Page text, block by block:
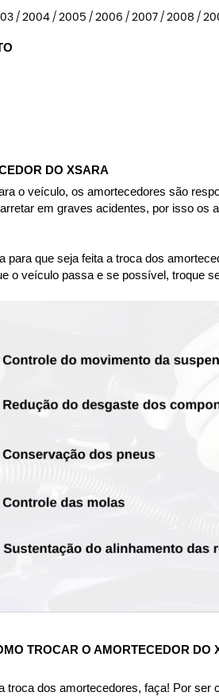
/ 2004 / 2005 / 2006 / 2007 / 2008 /
DO XSARA
o veículo, os amortecedores são
em graves acidentes, por isso
para que seja feita a troca dos
o veículo passa e se possível, troque
TROCAR O AMORTECEDOR DO
troca dos amortecedores, faça! Por